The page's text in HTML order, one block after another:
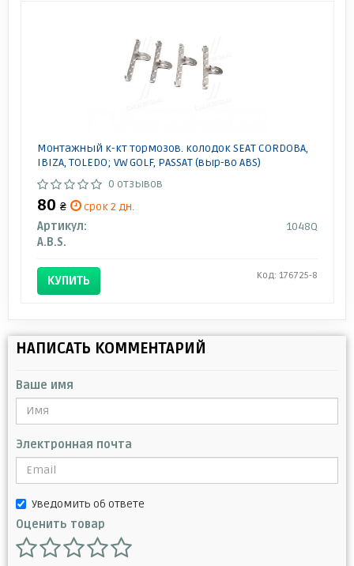
Монтажный к-кт тормозов. колодок SEAT CORDOBA,
IBIZA, TOLEDO; VW GOLF, PASSAT (выр-во ABS)
0 отзывов
80 ₴
срок 2 дн.
Артикул:
1048Q
A.B.S.
КУПИТЬ Код: 176725-8
НАПИСАТЬ КОММЕНТАРИЙ
Ваше имя
Электронная почта
Уведомить об ответе
Оценить товар